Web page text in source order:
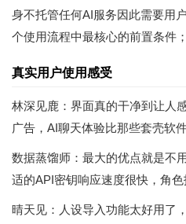
身不托管任何AI服务因此需要用
个使用流程中最核心的前置条件；
真实用户使用感受
林深见鹿：界面真的干净到让人
广告，AI聊天体验比那些套壳软
数据蒸馏师：最大的优点就是不
适的API密钥响应速度很快，角色
晴天见：人设导入功能太好用了